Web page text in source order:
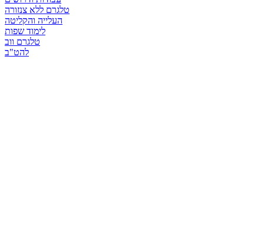
טלגרם ללא צנזורה
העלייה והקליטה
לימוד שפות
טלגרם ווב
להט"ב